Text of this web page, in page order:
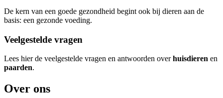
De kern van een goede gezondheid begint ook bij dieren aan de
basis: een gezonde voeding.
Veelgestelde vragen
Lees hier de veelgestelde vragen en antwoorden overhuisdieren en
paarden.
Over ons